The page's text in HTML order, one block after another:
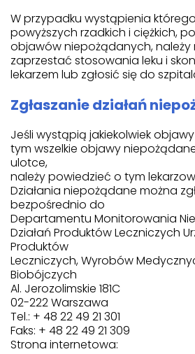
W przypadku wystąpienia
powyższych rzadkich i ciężkich,
objawów niepożądanych,
zaprzestać stosowania leku i
lekarzem lub zgłosić się do
Zgłaszanie działań
Jeśli wystąpią jakiekolwiek
tym wszelkie objawy
ulotce,
należy powiedzieć o tym
Działania niepożądane można
bezpośrednio do
Departamentu Monitorowania
Działań Produktów Leczniczych
Produktów
Leczniczych, Wyrobów
Biobójczych
Al. Jerozolimskie 181C
02-222 Warszawa
Tel.: + 48 22 49 21 301
Faks: + 48 22 49 21 309
Strona internetowa: